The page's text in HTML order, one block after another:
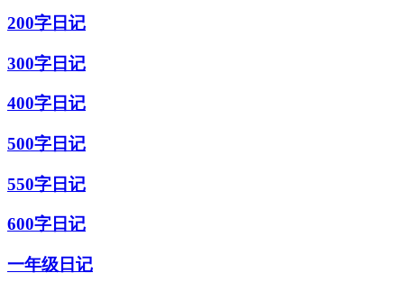
200字日记
300字日记
400字日记
500字日记
550字日记
600字日记
一年级日记